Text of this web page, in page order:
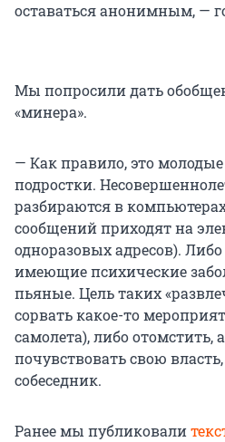
оставаться анонимным, —
Мы попросили дать
«минера».
— Как правило, это
подростки.
разбираются в
сообщений приходят на
одноразовых адресов).
имеющие психические
пьяные. Цель таких
сорвать какое-то
самолета), либо отомстить,
почувствовать свою
собеседник.
Ранее мы публиковали